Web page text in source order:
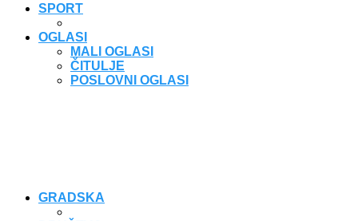
SPORT
OGLASI
MALI OGLASI
ČITULJE
POSLOVNI OGLASI
GRADSKA